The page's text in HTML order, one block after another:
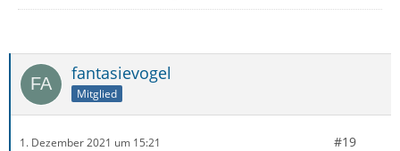
fantasievogel
Mitglied
1. Dezember 2021 um 15:21 #19